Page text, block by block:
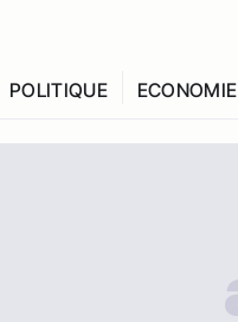
POLITIQUE ECONOMIE